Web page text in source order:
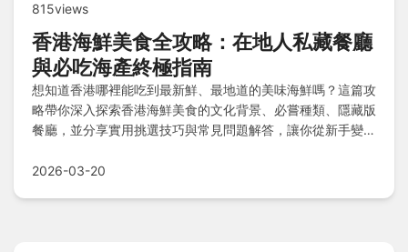
815views
香港海鮮美食全攻略：在地人私藏餐廳
與必吃海產終極指南
想知道香港哪裡能吃到最新鮮、最地道的美味海鮮嗎？這篇攻
略帶你深入探索香港海鮮美食的文化背景、必嘗種類、隱藏版
餐廳，並分享實用挑選技巧與常見問題解答，讓你從新手變行
2026-03-20